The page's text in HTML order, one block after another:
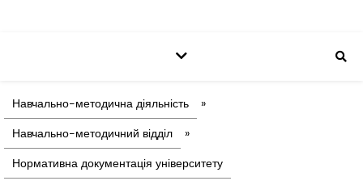
Навчально-методична діяльність »
Навчально-методичний відділ »
Нормативна документація університету